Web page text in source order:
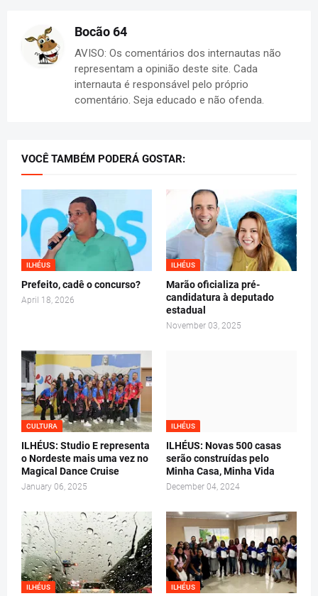
Bocão 64
AVISO: Os comentários dos internautas não
representam a opinião deste site. Cada
internauta é responsável pelo próprio
comentário. Seja educado e não ofenda.
VOCÊ TAMBÉM PODERÁ GOSTAR:
ILHÉUS
Prefeito, cadê o concurso?
April 18, 2026
ILHÉUS
Marão oficializa pré-
candidatura à deputado
estadual
November 03, 2025
CULTURA
ILHÉUS: Studio E representa
o Nordeste mais uma vez no
Magical Dance Cruise
January 06, 2025
ILHÉUS
ILHÉUS: Novas 500 casas
serão construídas pelo
Minha Casa, Minha Vida
December 04, 2024
ILHÉUS ILHÉUS